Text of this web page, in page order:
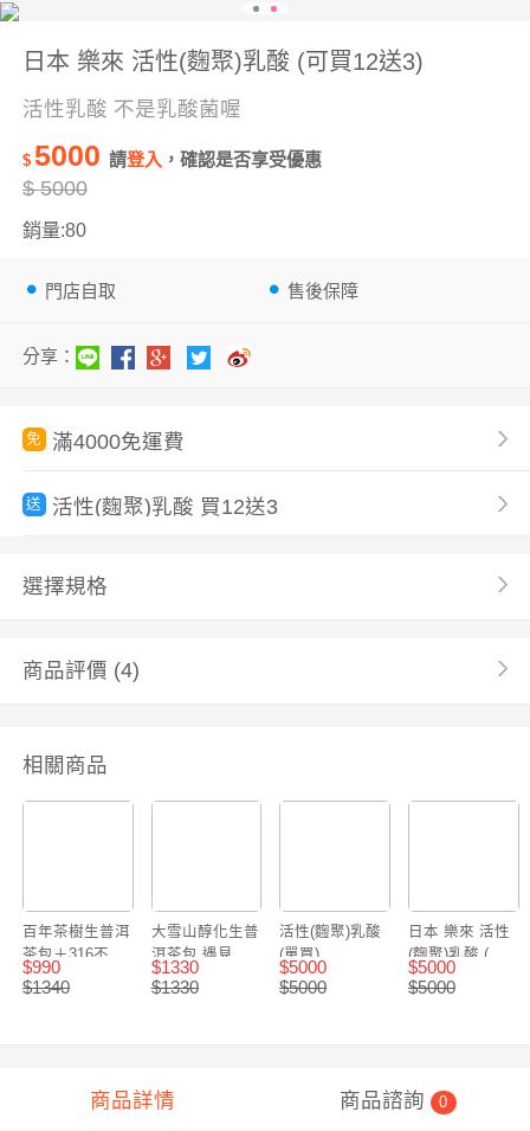
日本 樂來 活性(麴聚)乳酸 (可買12送3)
活性乳酸 不是乳酸菌喔
$ 5000 請登入 ，確認是否享受優惠
$5000
銷量:80
門店自取 售後保障
分享：
免 滿4000免運費
送 活性(麴聚)乳酸 買12送3
選擇規格
商品評價 (4)
相關商品
百年茶樹生普洱
茶包＋316不鏽
鋼磁吸茶倉保溫
瓶 優惠套組
$990
$1340
大雪山醇化生普
洱茶包 遇見 不
鏽鋼磁吸保溫瓶
超值套組
$1330
$1330
活性(麴聚)乳酸
(單買)
$5000
$5000
日本 樂來 活性
(麴聚)乳酸 (可
買12送3)
$5000
$5000
商品詳情 商品諮詢 0